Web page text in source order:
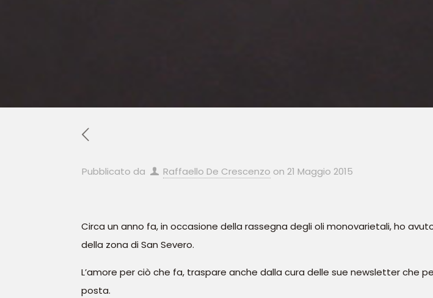
Pubblicato da Raffaello De Crescenzo on 21 Maggio 2015
Circa un anno fa, in occasione della rassegna degli oli monovarietali, ho
della zona di San Severo.
L’amore per ciò che fa, traspare anche dalla cura delle sue newsletter che
posta.